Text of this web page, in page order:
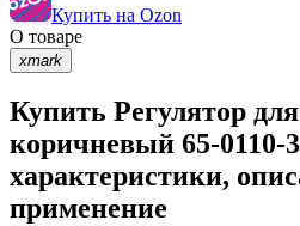
Купить на Ozon
О товаре
xmark
Купить Регулятор
коричневый 65-0110-
характеристики,
применение